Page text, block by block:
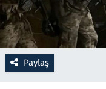
Paylaş
Rüya Tabirleri
Sağlık
Savunma Sanayi